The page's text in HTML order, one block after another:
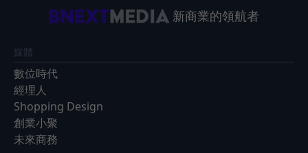
新商業的領航者
媒體
數位時代
經理人
Shopping Design
創業小聚
未來商務